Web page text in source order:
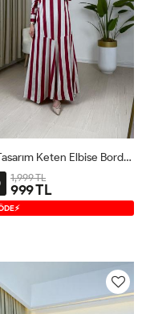
Mina Tasarım Keten Elbise Bordo Bordo
1,999 TL
999 TL